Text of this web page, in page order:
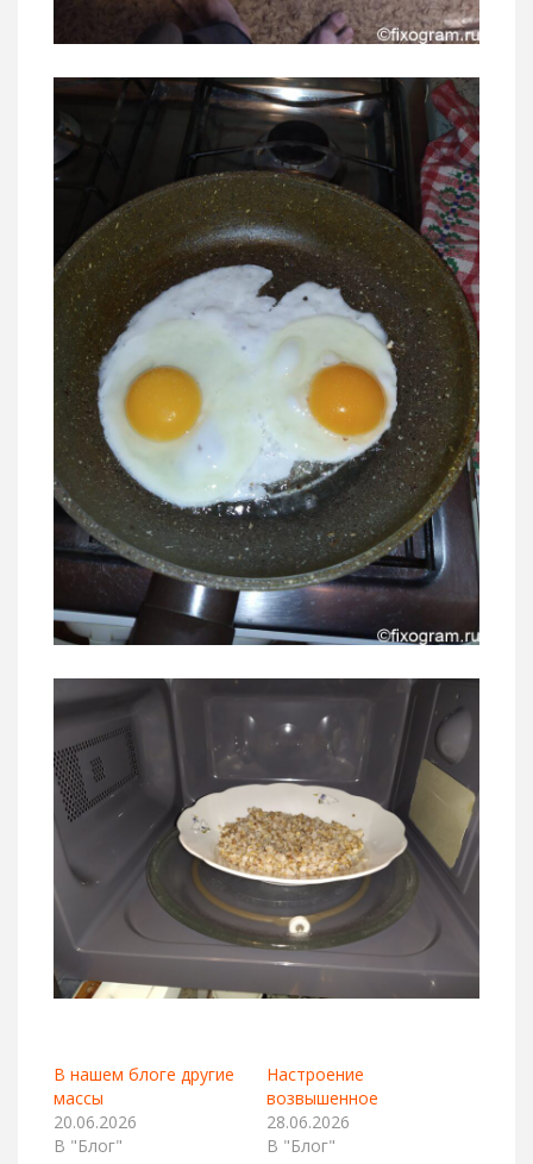
В нашем блоге другие
массы
20.06.2026
В "Блог"
Настроение
возвышенное
28.06.2026
В "Блог"